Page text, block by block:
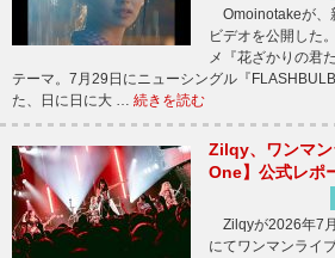
Omoinotakeが、
ビデオを公開した
メ『花ざかりの君
テーマ。7月29日にニューシングル『
た、日に日に大 … 続きを読む
Zilqy、ワンマ
One】公式レポ
Zilqyが2026年7
にてワンマンライ